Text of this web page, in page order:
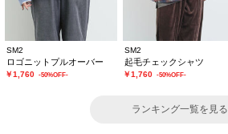
SM2
ロゴニットプルオーバー
￥1,760 -50%OFF-
SM2
起毛チェックシャツ
￥1,760 -50%OFF-
ランキング一覧を見る